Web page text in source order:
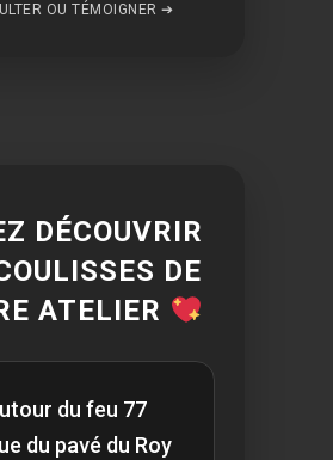
OU TÉMOIGNER ➔
DÉCOUVRIR
DE
ATELIER
du feu 77
du pavé du Roy